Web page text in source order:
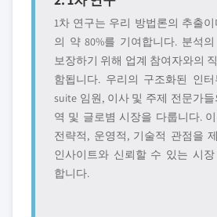
1차 연구는 우리 방법론의 추출
의 약 80%를 기여합니다. 분석
보장하기 위해 업계 참여자와의
함됩니다. 우리의 구조화된 인
suite 임원, 이사 및 주제 전문가
역 및 글로볌 시장을 다룹니다.
전략적, 운영적, 기술적 관점을
인사이트와 신뢰할 수 있는 시
합니다.